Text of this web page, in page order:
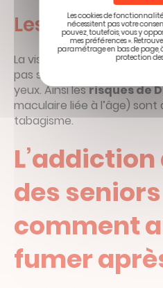
Les yeux
La vision peut aussi être
pas seulement par le voile
yeux. Ainsi lesrisques de
maculaire liée à l’âge)
tabagisme.
des
comment
fumer
Les cookies de
nécessitent pas votre
pouvez, toutefois, vous y
mes préférences ».
paramétrage en bas de page,
protection